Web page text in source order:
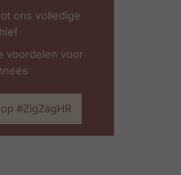
ons volledige
voordelen voor
#ZigZagHR